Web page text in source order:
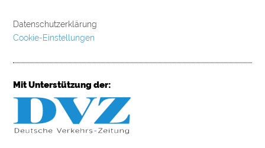
Datenschutzerklärung
Cookie-Einstellungen
Mit Unterstützung der: